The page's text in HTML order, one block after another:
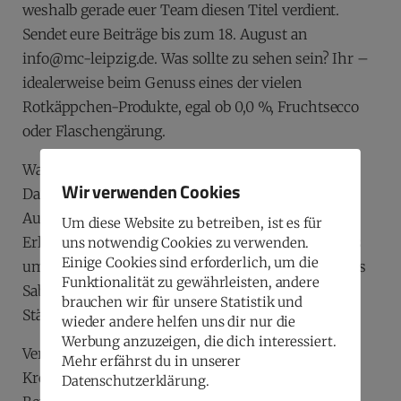
weshalb gerade euer Team diesen Titel verdient.
Sendet eure Beiträge bis zum 18. August an
info@mc-leipzig.de. Was sollte zu sehen sein? Ihr –
idealerweise beim Genuss eines der vielen
Rotkäppchen-Produkte, egal ob 0,0 %, Fruchtsecco
oder Flaschengärung.
Was gibt es zu gewinnen?
Das Gewinnerteam erwartet ein unvergesslicher
Ausflug für bis zu 15 Personen in die Rotkäppchen
Erlebniswelt in Freyburg. Dieses exklusive Erlebnis
umfasst: eine spannende Führung, ein einzigartiges
Sabrage-Erlebnis und einen kleinen Snack zur
Stärkung.
Verpasst nicht diese fantastische Gelegenheit, die
Kreativität und den Teamgeist eures Teams unter
Wir verwenden Cookies
Um diese Website zu betreiben, ist es für
uns notwendig Cookies zu verwenden.
Einige Cookies sind erforderlich, um die
Funktionalität zu gewährleisten, andere
brauchen wir für unsere Statistik und
wieder andere helfen uns dir nur die
Werbung anzuzeigen, die dich interessiert.
Mehr erfährst du in unserer
Datenschutzerklärung.